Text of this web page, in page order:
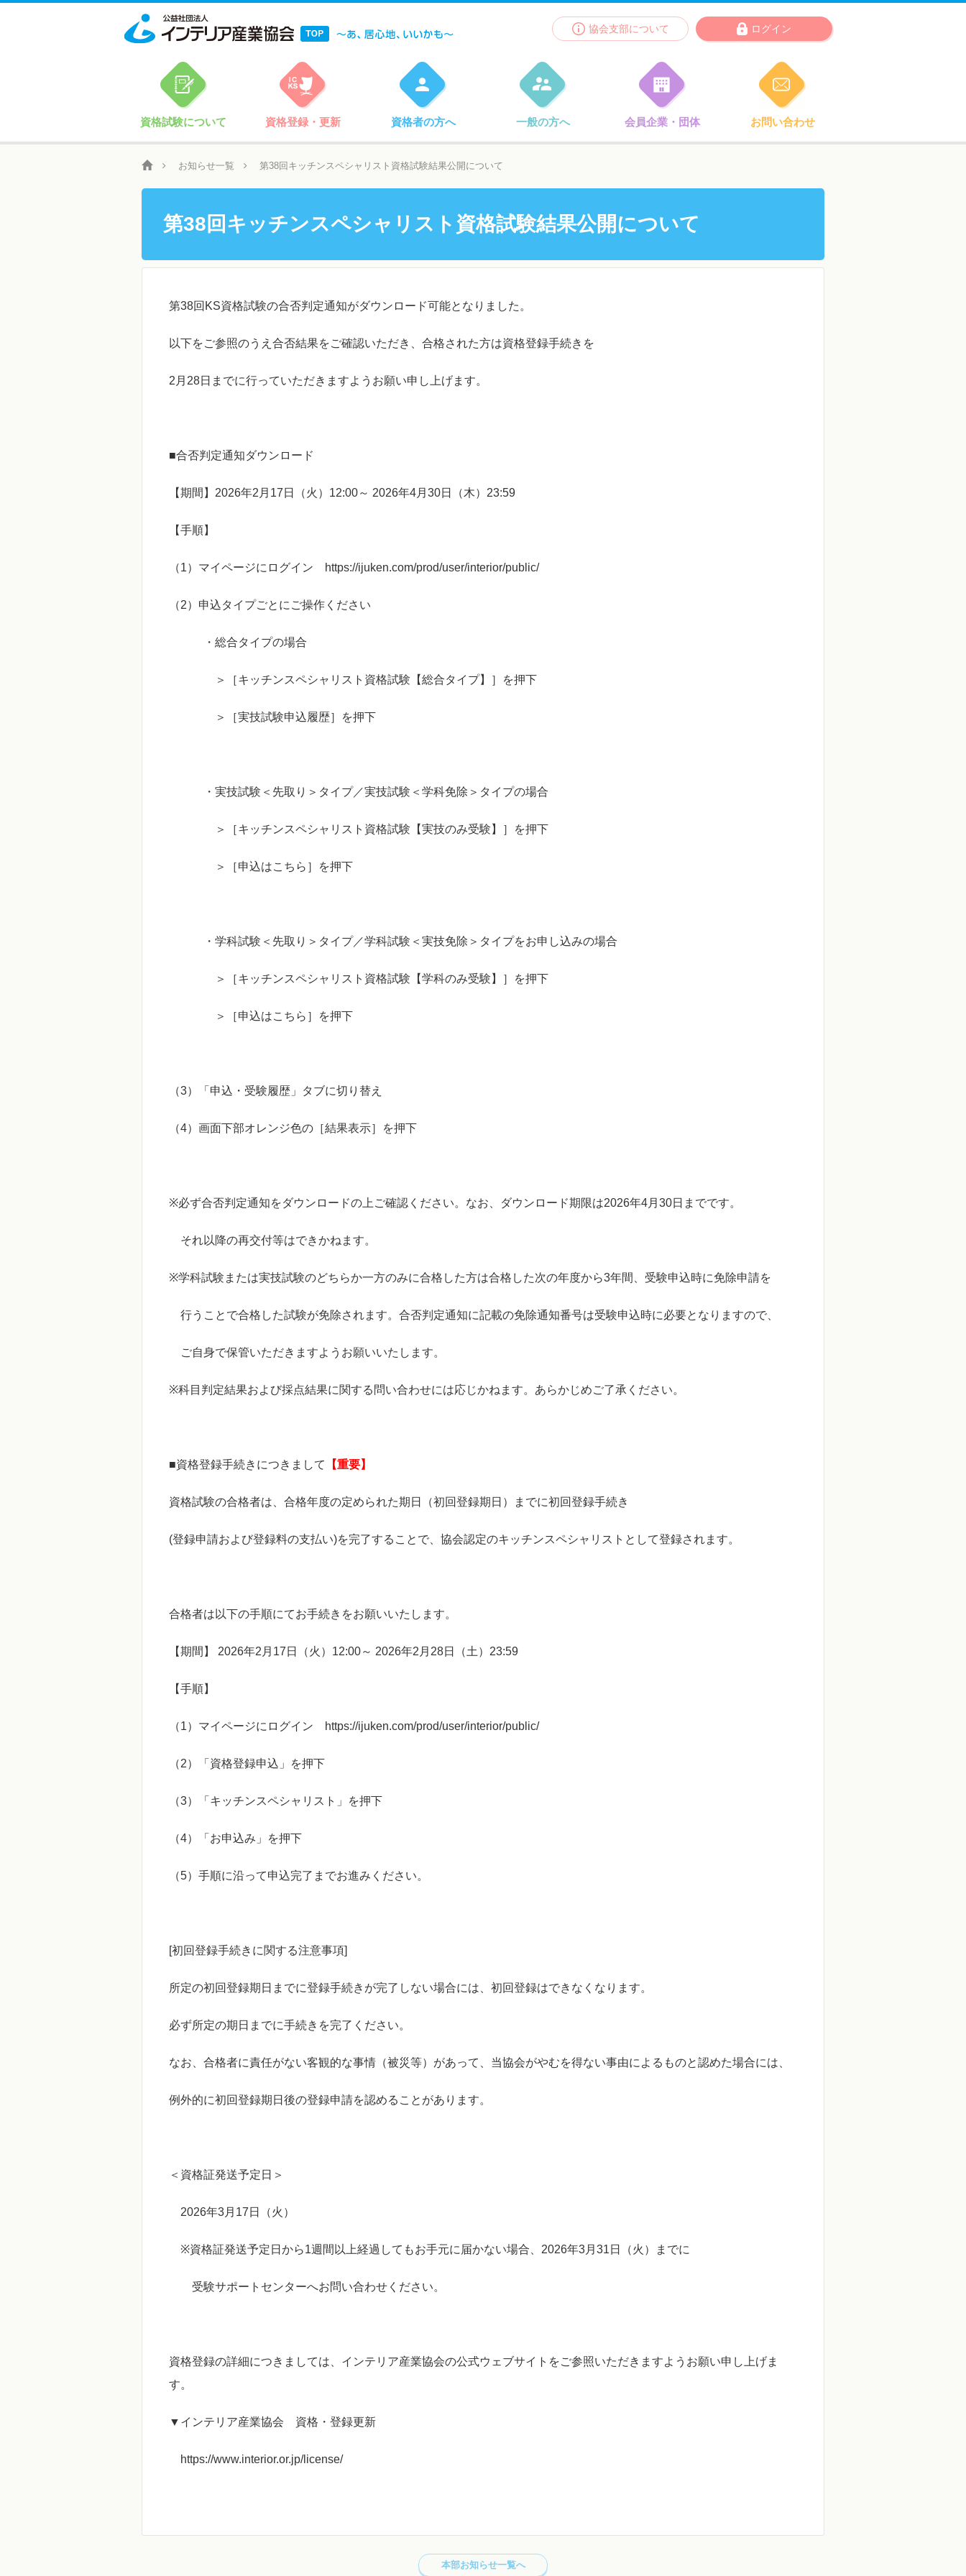
協会支部について ログイン
資格試験について 資格登録・更新 資格者の方へ 一般の方へ 会員企業・団体 お問い合わせ
お知らせ一覧 第38回キッチンスペシャリスト資格試験結果公開について
第38回キッチンスペシャリスト資格試験結果公開について
第38回 KS資格試験の合否判定通知がダウンロード可能となりました。
以下をご参照のうえ合否結果をご確認いただき、合格された方は資格登録手続きを
2 月 28日までに行っていただきますようお願い申し上げます。
■合否判定通知ダウンロード
【期間】 2026年2 月 17 日（火） 12:00～ 2026年4月 30日（木） 23:59
【手順】
（1）マイページにログイン https://ijuken.com/prod/user/interior/public/
（2）申込タイプごとにご操作ください
・総合タイプの場合
＞［キッチンスペシャリスト資格試験【総合タイプ】］を押下
＞［実技試験申込履歴］を押下
・実技試験＜先取り＞タイプ／実技試験＜学科免除＞タイプの場合
＞［キッチンスペシャリスト資格試験【実技のみ受験】］を押下
＞［申込はこちら］を押下
・学科試験＜先取り＞タイプ／学科試験＜実技免除＞タイプをお申し込みの場合
＞［キッチンスペシャリスト資格試験【学科のみ受験】］を押下
＞［申込はこちら］を押下
（3）「申込・受験履歴」タブに切り替え
（4）画面下部オレンジ色の［結果表示］を押下
※必ず合否判定通知をダウンロードの上ご確認ください。なお、ダウンロード期限は2026年4月 30日までです。
それ以降の再交付等はできかねます。
※学科試験または実技試験のどちらか一方のみに合格した方は合格した次の年度から3年間、受験申込時に免除申請を
行うことで合格した試験が免除されます。合否判定通知に記載の免除通知番号は受験申込時に必要となりますので、
ご自身で保管いただきますようお願いいたします。
※科目判定結果および採点結果に関する問い合わせには応じかねます。あらかじめご了承ください。
■資格登録手続きにつきまして 【重要】
資格試験の合格者は、合格年度の定められた期日（初回登録期日）までに初回登録手続き
(登録申請および登録料の支払い)を完了することで、協会認定のキッチンスペシャリストとして登録されます。
合格者は以下の手順にてお手続きをお願いいたします。
【期間】 2026年2 月 17 日（火） 12:00～ 2026年2 月 28日（土） 23:59
【手順】
（1）マイページにログイン https://ijuken.com/prod/user/interior/public/
（2）「資格登録申込」を押下
（3）「キッチンスペシャリスト」を押下
（4）「お申込み」を押下
（5）手順に沿って申込完了までお進みください。
[初回登録手続きに関する注意事項]
所定の初回登録期日までに登録手続きが完了しない場合には、初回登録はできなくなります。
必ず所定の期日までに手続きを完了ください。
なお、合格者に責任がない客観的な事情（被災等）があって、当協会がやむを得ない事由によるものと認めた場合には、
例外的に初回登録期日後の登録申請を認めることがあります。
＜資格証発送予定日＞
2026年3月 17 日（火）
※資格証発送予定日から1週間以上経過してもお手元に届かない場合、 2026年3月 31 日（火）までに
受験サポートセンターへお問い合わせください。
資格登録の詳細につきましては、インテリア産業協会の公式ウェブサイトをご参照いただきますようお願い申し上げま
す。
▼ インテリア産業協会 資格・登録更新
https://www.interior.or.jp/license/
本部お知らせ一覧へ